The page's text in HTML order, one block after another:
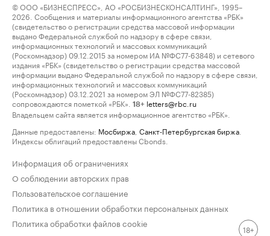
© ООО «БИЗНЕСПРЕСС», АО «РОСБИЗНЕСКОНСАЛТИНГ», 1995–
2026. Сообщения и материалы информационного агентства «РБК»
(свидетельство о регистрации средства массовой информации
выдано Федеральной службой по надзору в сфере связи,
информационных технологий и массовых коммуникаций
(Роскомнадзор) 09.12.2015 за номером ИА №ФС77-63848) и сетевого
издания «РБК» (свидетельство о регистрации средства массовой
информации выдано Федеральной службой по надзору в сфере связи,
информационных технологий и массовых коммуникаций
(Роскомнадзор) 03.12.2021 за номером ЭЛ №ФС77-82385)
сопровождаются пометкой «РБК».
18+ letters@rbc.ru
Владельцем сайта является информационное агентство «РБК».
Данные предоставлены: Мосбиржа Санкт-Петербургская биржа
Индексы облигаций предоставлены Cbonds.
Информация об ограничениях
О соблюдении авторских прав
Пользовательское соглашение
Политика в отношении обработки персональных данных
Политика обработки файлов cookie
18+